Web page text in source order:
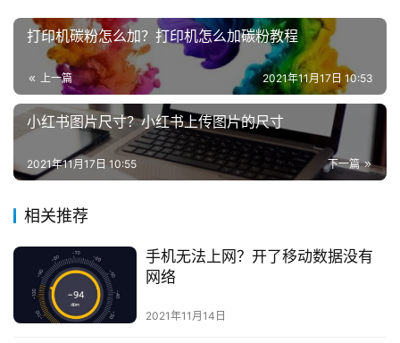
打印机碳粉怎么加？打印机怎么加碳粉教程
上一篇 2021年11月17日 10:53
小红书图片尺寸？小红书上传图片的尺寸
下一篇
2021年11月17日 10:55
相关推荐
手机无法上网？开了移动数据没有
网络
2021年11月14日